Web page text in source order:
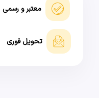
معتبر و رسمی
تحویل فوری